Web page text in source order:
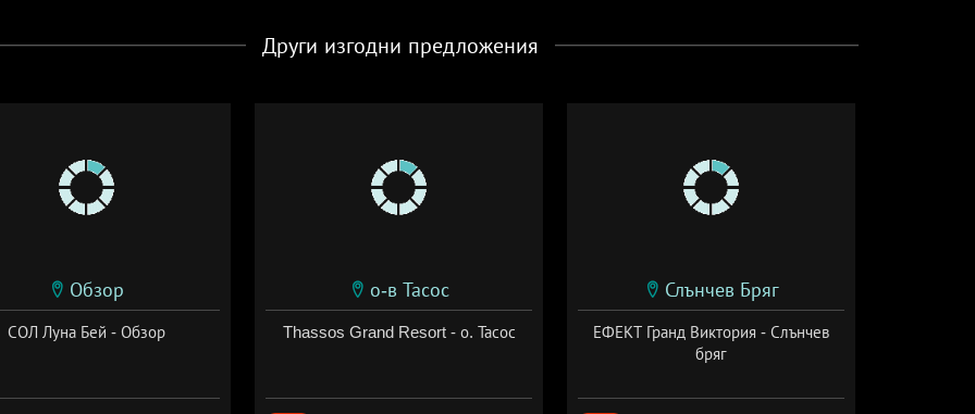
Други изгодни предложения
Обзор
СОЛ Луна Бей - Обзор
о-в Тасос
Thassos Grand Resort - о. Тасос
Слънчев Бряг
ЕФЕКТ Гранд Виктория - Слънчев
бряг